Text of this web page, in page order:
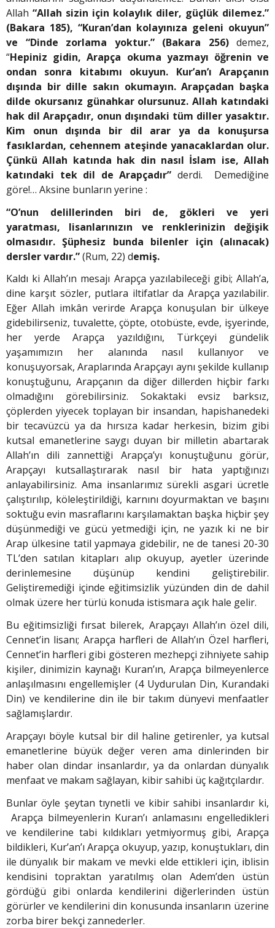
Allah “Allah sizin için kolaylık diler, güçlük dilemez.”
(Bakara 185), “Kuran’dan kolayınıza geleni okuyun”
ve “Dinde zorlama yoktur.” (Bakara 256)demez,
“Hepiniz gidin, Arapça okuma yazmayı öğrenin ve
ondan sonra kitabımı okuyun. Kur’an’ı Arapçanın
dışında bir dille sakın okumayın. Arapçadan başka
dilde okursanız günahkar olursunuz. Allah katındaki
hak dil Arapçadır, onun dışındaki tüm diller yasaktır.
Kim onun dışında bir dil arar ya da konuşursa
fasıklardan, cehennem ateşinde yanacaklardan olur.
Çünkü Allah katında hak din nasıl İslam ise, Allah
katındaki tek dil de Arapçadır” derdi. Demediğine
göre!… Aksine bunların yerine :
“O’nun delillerinden biri de, gökleri ve yeri
yaratması, lisanlarınızın ve renklerinizin değişik
olmasıdır. Şüphesiz bunda bilenler için (alınacak)
dersler vardır.”(Rum, 22) demiş.
Kaldı ki Allah’ın mesajı Arapça yazılabileceği gibi; Allah’a,
dine karşıt sözler, putlara iltifatlar da Arapça yazılabilir.
Eğer Allah imkân verirde Arapça konuşulan bir ülkeye
gidebilirseniz, tuvalette, çöpte, otobüste, evde, işyerinde,
her yerde Arapça yazıldığını, Türkçeyi gündelik
yaşamımızın her alanında nasıl kullanıyor ve
konuşuyorsak, Araplarında Arapçayı aynı şekilde kullanıp
konuştuğunu, Arapçanın da diğer dillerden hiçbir farkı
olmadığını görebilirsiniz. Sokaktaki evsiz barksız,
çöplerden yiyecek toplayan bir insandan, hapishanedeki
bir tecavüzcü ya da hırsıza kadar herkesin, bizim gibi
kutsal emanetlerine saygı duyan bir milletin abartarak
Allah’ın dili zannettiği Arapça’yı konuştuğunu görür,
Arapçayı kutsallaştırarak nasıl bir hata yaptığınızı
anlayabilirsiniz. Ama insanlarımız sürekli asgari ücretle
çalıştırılıp, köleleştirildiği, karnını doyurmaktan ve başını
soktuğu evin masraflarını karşılamaktan başka hiçbir şey
düşünmediği ve gücü yetmediği için, ne yazık ki ne bir
Arap ülkesine tatil yapmaya gidebilir, ne de tanesi 20-30
TL’den satılan kitapları alıp okuyup, ayetler üzerinde
derinlemesine düşünüp kendini geliştirebilir.
Geliştiremediği içinde eğitimsizlik yüzünden din de dahil
olmak üzere her türlü konuda istismara açık hale gelir.
Bu eğitimsizliği fırsat bilerek, Arapçayı Allah’ın özel dili,
Cennet’in lisanı; Arapça harfleri de Allah’ın Özel harfleri,
Cennet’in harfleri gibi gösteren mezhepçi zihniyete sahip
kişiler, dinimizin kaynağı Kuran’ın, Arapça bilmeyenlerce
anlaşılmasını engellemişler (4 Uydurulan Din, Kurandaki
Din) ve kendilerine din ile bir takım dünyevi menfaatler
sağlamışlardır.
Arapçayı böyle kutsal bir dil haline getirenler, ya kutsal
emanetlerine büyük değer veren ama dinlerinden bir
haber olan dindar insanlardır, ya da onlardan dünyalık
menfaat ve makam sağlayan, kibir sahibi üç kağıtçılardır.
Bunlar öyle şeytan tıynetli ve kibir sahibi insanlardır ki,
Arapça bilmeyenlerin Kuran’ı anlamasını engelledikleri
ve kendilerine tabi kıldıkları yetmiyormuş gibi, Arapça
bildikleri, Kur’an’ı Arapça okuyup, yazıp, konuştukları, din
ile dünyalık bir makam ve mevki elde ettikleri için, iblisin
kendisini topraktan yaratılmış olan Adem’den üstün
gördüğü gibi onlarda kendilerini diğerlerinden üstün
görürler ve kendilerini din konusunda insanların üzerine
zorba birer bekçi zannederler.